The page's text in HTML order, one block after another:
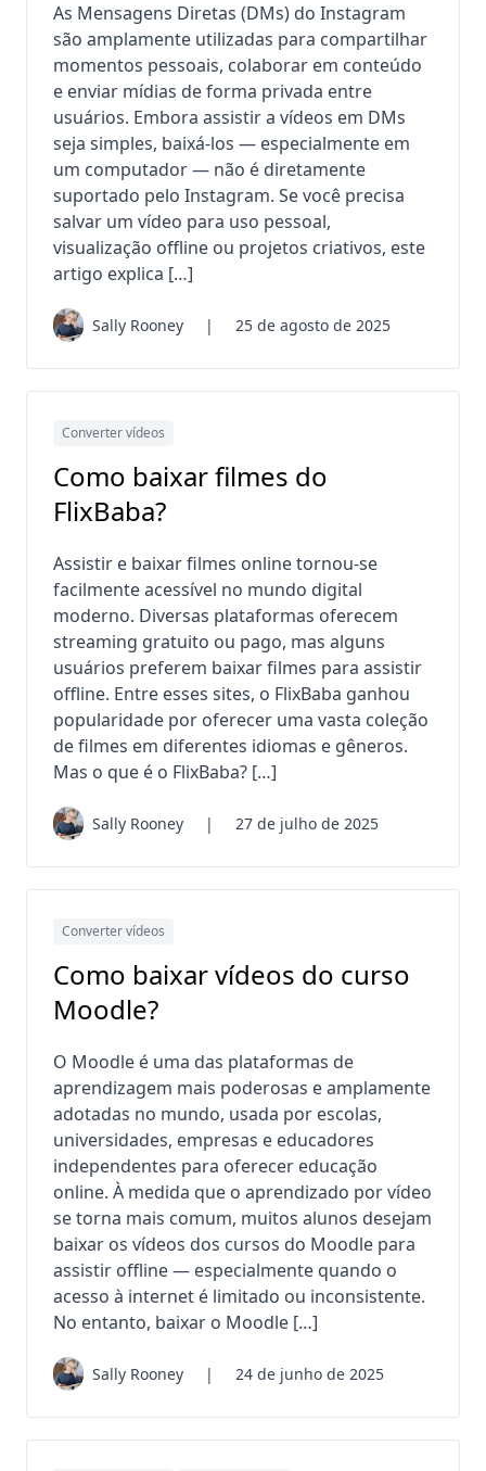
As Mensagens Diretas (DMs) do Instagram
são amplamente utilizadas para compartilhar
momentos pessoais, colaborar em conteúdo
e enviar mídias de forma privada entre
usuários. Embora assistir a vídeos em DMs
seja simples, baixá-los — especialmente em
um computador — não é diretamente
suportado pelo Instagram. Se você precisa
salvar um vídeo para uso pessoal,
visualização offline ou projetos criativos, este
artigo explica […]
Sally Rooney | 25 de agosto de 2025
Converter vídeos
Como baixar filmes do
FlixBaba?
Assistir e baixar filmes online tornou-se
facilmente acessível no mundo digital
moderno. Diversas plataformas oferecem
streaming gratuito ou pago, mas alguns
usuários preferem baixar filmes para assistir
offline. Entre esses sites, o FlixBaba ganhou
popularidade por oferecer uma vasta coleção
de filmes em diferentes idiomas e gêneros.
Mas o que é o FlixBaba? […]
Sally Rooney | 27 de julho de 2025
Converter vídeos
Como baixar vídeos do curso
Moodle?
O Moodle é uma das plataformas de
aprendizagem mais poderosas e amplamente
adotadas no mundo, usada por escolas,
universidades, empresas e educadores
independentes para oferecer educação
online. À medida que o aprendizado por vídeo
se torna mais comum, muitos alunos desejam
baixar os vídeos dos cursos do Moodle para
assistir offline — especialmente quando o
acesso à internet é limitado ou inconsistente.
No entanto, baixar o Moodle […]
Sally Rooney | 24 de junho de 2025